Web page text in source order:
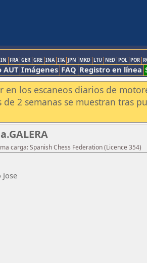
FRA GER GRE INA ITA JPN MKD LTU NED POL POR
AUT Imágenes FAQ Registro en línea
los escaneos diarios de
2 semanas se muestran tras
carga: Spanish Chess Federation (Licence 354)
Jose